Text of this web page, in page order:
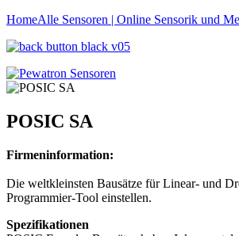
HomeAlle Sensoren | Online Sensorik und
POSIC SA
Firmeninformation:
Die weltkleinsten Bausätze für Linear- und
Programmier-Tool einstellen.
Spezifikationen